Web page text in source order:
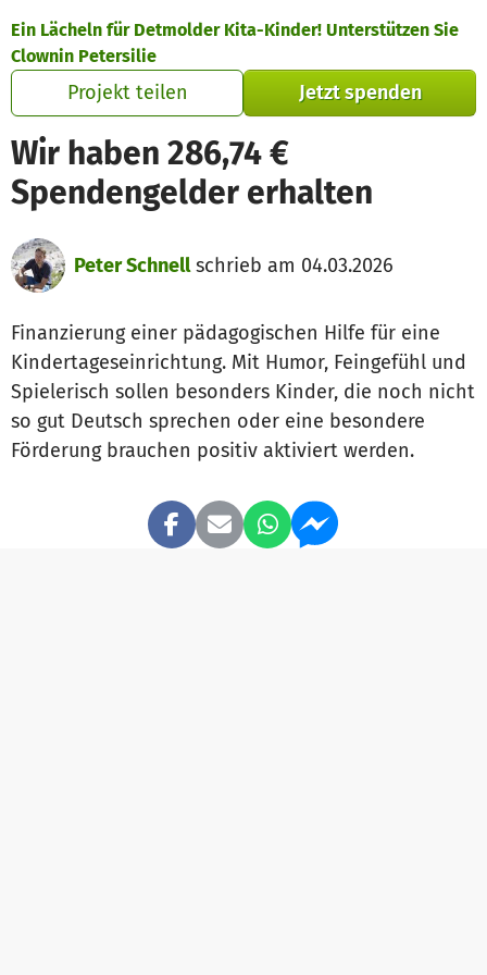
Ein Lächeln für Detmolder Kita-Kinder! Unterstützen Sie
Clownin Petersilie
Projekt teilen Jetzt spenden
Wir haben 286,74 €
Spendengelder erhalten
Peter Schnellschrieb am 04.03.2026
Finanzierung einer pädagogischen Hilfe für eine
Kindertageseinrichtung. Mit Humor, Feingefühl und
Spielerisch sollen besonders Kinder, die noch nicht
so gut Deutsch sprechen oder eine besondere
Förderung brauchen positiv aktiviert werden.